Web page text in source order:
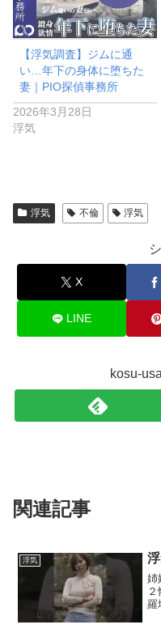
【浮気調査】ジムに通
い…年下の身体に堕ちた
妻｜PIO探偵事務所
2026年3月28日
浮気
浮気 不倫 浮気
X
LINE
kosu-
関連記事
浮気
姉
羅